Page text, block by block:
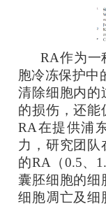
RA作为一
胞冷冻保护中
清除细胞内的
的损伤，还能
RA在提供浦
力，研究团队
的RA（0.5、
囊胚细胞的细
细胞凋亡及细